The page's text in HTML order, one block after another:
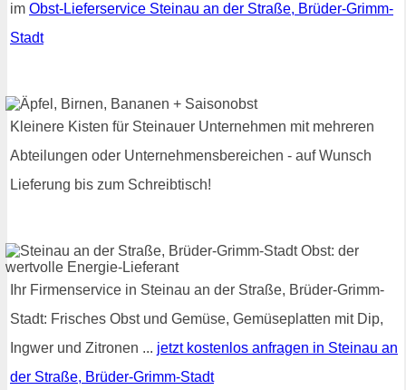
im Obst-Lieferservice Steinau an der Straße, Brüder-Grimm-
Stadt
Kleinere Kisten für Steinauer Unternehmen mit mehreren
Abteilungen oder Unternehmensbereichen - auf Wunsch
Lieferung bis zum Schreibtisch!
Ihr Firmenservice in Steinau an der Straße, Brüder-Grimm-
Stadt: Frisches Obst und Gemüse, Gemüseplatten mit Dip,
Ingwer und Zitronen ... jetzt kostenlos anfragen in Steinau an
der Straße, Brüder-Grimm-Stadt